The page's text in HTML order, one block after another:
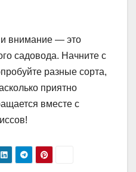
и внимание — это
садовода. Начните с
разные сорта,
приятно
вместе с